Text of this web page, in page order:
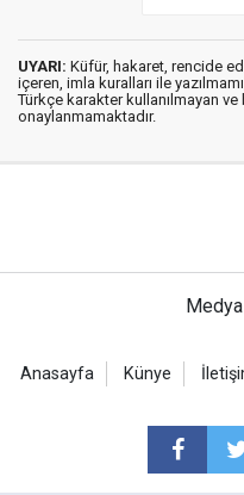
UYARI: Küfür, hakaret, rencide
içeren, imla kuralları ile
Türkçe karakter kullanılmayan
onaylanmamaktadır.
Anasayfa Künye